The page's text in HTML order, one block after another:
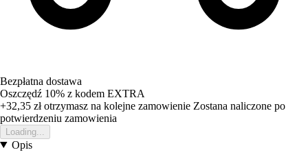
Bezpłatna dostawa
Oszczędź 10% z kodem EXTRA
+32,35 złotrzymasz na kolejne zamowienie Zostana naliczone po
potwierdzeniu zamowienia
Loading...
Opis